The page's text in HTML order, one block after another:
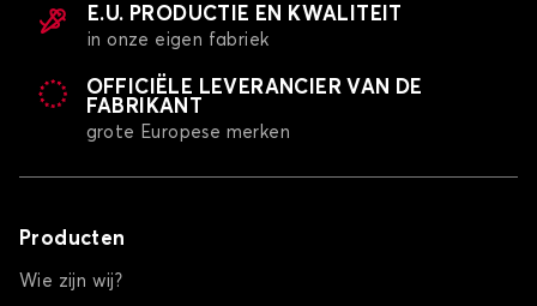
E.U. PRODUCTIE EN KWALITEIT
in onze eigen fabriek
OFFICIËLE LEVERANCIER VAN DE
FABRIKANT
grote Europese merken
Producten
Wie zijn wij?